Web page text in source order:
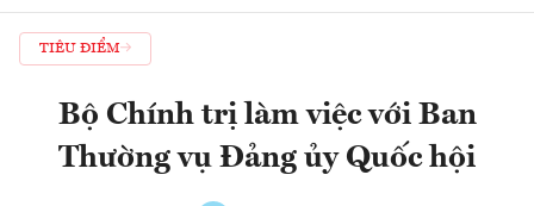
TIÊU ĐIỂM
Bộ Chính trị làm việc với Ban
Thường vụ Đảng ủy Quốc hội